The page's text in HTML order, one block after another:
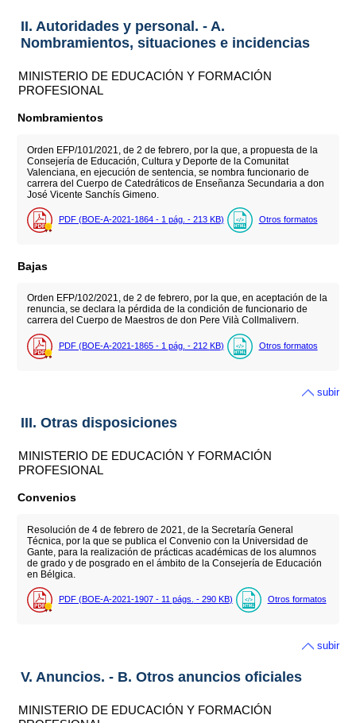
II. Autoridades y personal. - A.
Nombramientos, situaciones e incidencias
MINISTERIO DE EDUCACIÓN Y FORMACIÓN
PROFESIONAL
Nombramientos
Orden EFP/101/2021, de 2 de febrero, por la que, a propuesta de la
Consejería de Educación, Cultura y Deporte de la Comunitat
Valenciana, en ejecución de sentencia, se nombra funcionario de
carrera del Cuerpo de Catedráticos de Enseñanza Secundaria a don
José Vicente Sanchís Gimeno.
PDF (BOE-A-2021-1864 - 1 pág. - 213 KB) Otros formatos
Bajas
Orden EFP/102/2021, de 2 de febrero, por la que, en aceptación de la
renuncia, se declara la pérdida de la condición de funcionario de
carrera del Cuerpo de Maestros de don Pere Vilà Collmalivern.
PDF (BOE-A-2021-1865 - 1 pág. - 212 KB) Otros formatos
subir
III. Otras disposiciones
MINISTERIO DE EDUCACIÓN Y FORMACIÓN
PROFESIONAL
Convenios
Resolución de 4 de febrero de 2021, de la Secretaría General
Técnica, por la que se publica el Convenio con la Universidad de
Gante, para la realización de prácticas académicas de los alumnos
de grado y de posgrado en el ámbito de la Consejería de Educación
en Bélgica.
PDF (BOE-A-2021-1907 - 11 págs. - 290 KB) Otros formatos
subir
V. Anuncios. - B. Otros anuncios oficiales
MINISTERIO DE EDUCACIÓN Y FORMACIÓN